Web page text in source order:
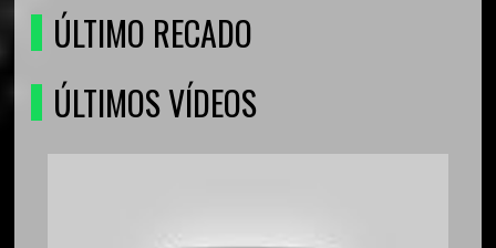
ÚLTIMO RECADO
ÚLTIMOS VÍDEOS